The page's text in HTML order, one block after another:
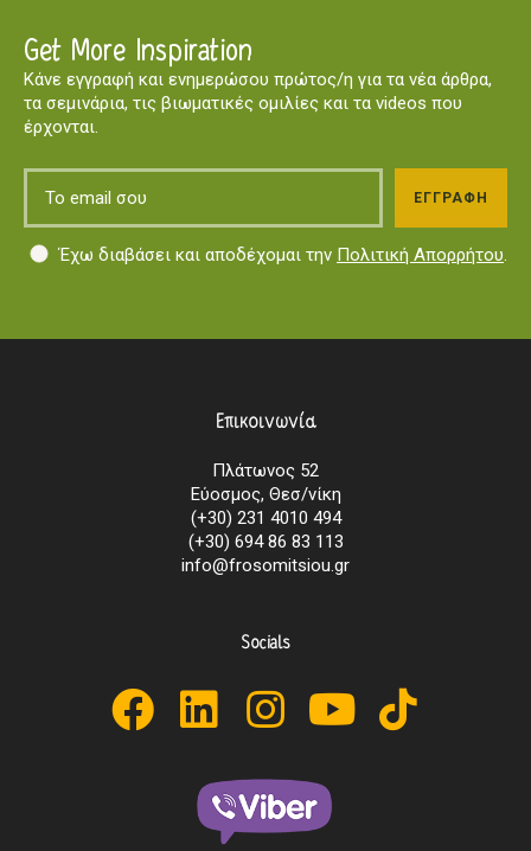
Get More Inspiration
Κάνε εγγραφή και ενημερώσου πρώτος/η για τα νέα άρθρα,
τα σεμινάρια, τις βιωματικές ομιλίες και τα videos που
έρχονται.
Έχω διαβάσει και αποδέχομαι την Πολιτική Απορρήτου.
Επικοινωνία
Πλάτωνος 52
Εύοσμος, Θεσ/νίκη
(+30) 231 4010 494
(+30) 694 86 83 113
info@frosomitsiou.gr
Socials